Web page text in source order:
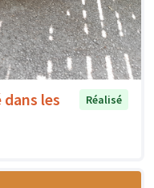
les
Réalisé